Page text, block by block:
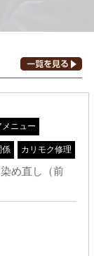
メニュー
係 カリモク修理
め直し（前